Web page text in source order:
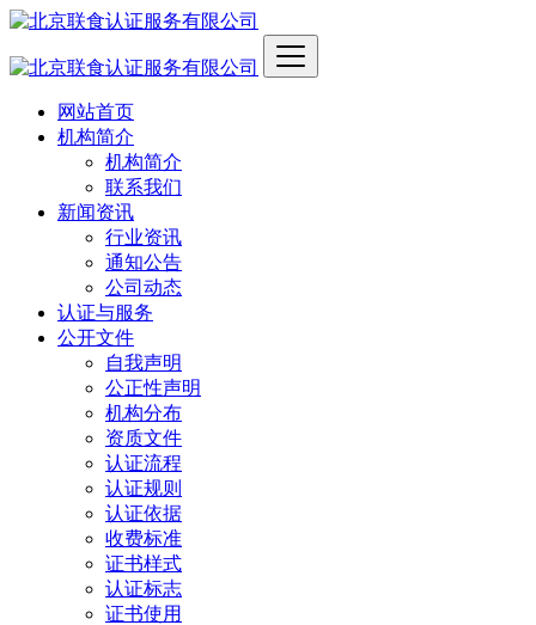
网站首页
机构简介
机构简介
联系我们
新闻资讯
行业资讯
通知公告
公司动态
认证与服务
公开文件
自我声明
公正性声明
机构分布
资质文件
认证流程
认证规则
认证依据
收费标准
证书样式
认证标志
证书使用